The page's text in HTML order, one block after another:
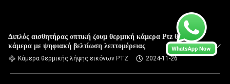
Διπλός αισθητήρας οπτική ζουμ θερμική κάμερα Ptz θερμική
κάμερα με ψηφιακή βελτίωση λεπτομέρειας
Κάμερα θερμικής λήψης εικόνων PTZ 2024-11-26